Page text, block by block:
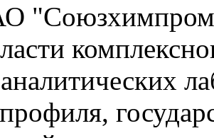
"Союзхимпром"